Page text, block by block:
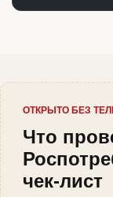
ОТКРЫТО БЕЗ
Что
чек-лист